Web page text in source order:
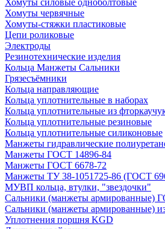
Хомуты силовые одноболтовые
Хомуты червячные
Хомуты-стяжки пластиковые
Цепи роликовые
Электроды
Резинотехнические изделия
Кольца Манжеты Сальники
Грязесъёмники
Кольца направляющие
Кольца уплотнительные в наборах
Кольца уплотнительные из
Кольца уплотнительные резиновые
Кольца уплотнительные силиконовые
Манжеты гидравлические
Манжеты ГОСТ 14896-84
Манжеты ГОСТ 6678-72
Манжеты ТУ 38-1051725-86 (ГОСТ
МУВП кольца, втулки, "звездочки"
Сальники (манжеты армированные)
Сальники (манжеты армированные)
Уплотнения поршня KGD